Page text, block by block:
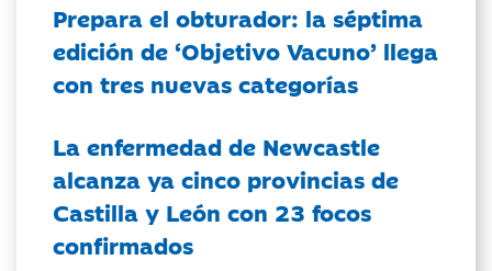
Prepara el obturador: la séptima
edición de ‘Objetivo Vacuno’ llega
con tres nuevas categorías
La enfermedad de Newcastle
alcanza ya cinco provincias de
Castilla y León con 23 focos
confirmados